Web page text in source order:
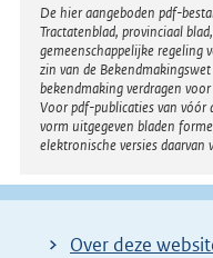
Disclaimer
De hier aangeboden pdf-
Tractatenblad, provinciaal
gemeenschappelijke regeling
zin van de
bekendmaking verdragen
Voor pdf-publicaties van vóór
vorm uitgegeven bladen
elektronische versies daarvan
Over deze